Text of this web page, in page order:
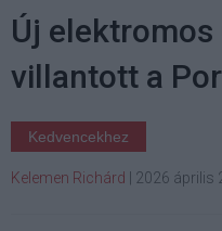
Új elektromos
villantott a
Kedvencekhez
Kelemen Richárd 2026 április